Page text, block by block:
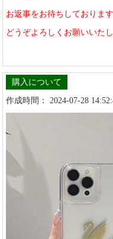
お返事をお待ちしております
どうぞよろしくお願いいたし
購入について
作成時間： 2024-07-28